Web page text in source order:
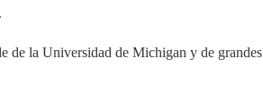
de la Universidad de Michigan y de grandes